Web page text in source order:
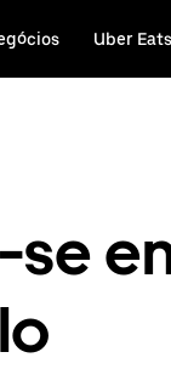
Uber Eats
se